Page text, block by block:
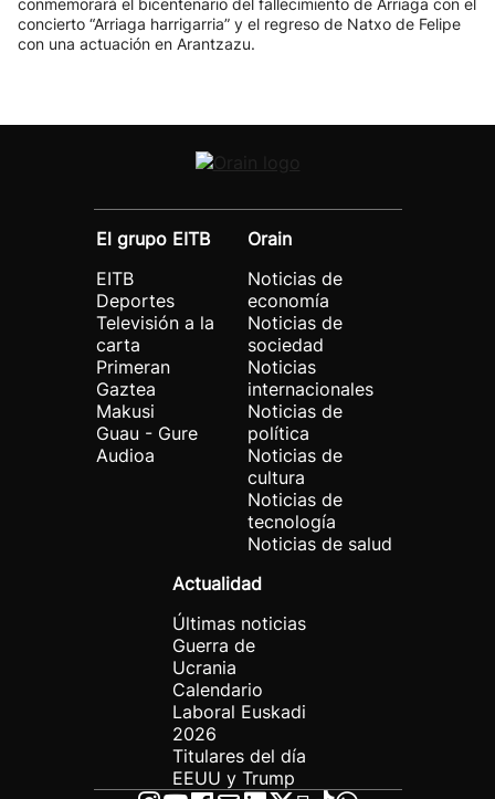
conmemorará el bicentenario del fallecimiento de Arriaga con el
concierto “Arriaga harrigarria” y el regreso de Natxo de Felipe
con una actuación en Arantzazu.
El grupo EITB
EITB
Deportes
Televisión a la
carta
Primeran
Gaztea
Makusi
Guau - Gure
Audioa
Orain
Noticias de
economía
Noticias de
sociedad
Noticias
internacionales
Noticias de
política
Noticias de
cultura
Noticias de
tecnología
Noticias de salud
Actualidad
Últimas noticias
Guerra de
Ucrania
Calendario
Laboral Euskadi
2026
Titulares del día
EEUU y Trump